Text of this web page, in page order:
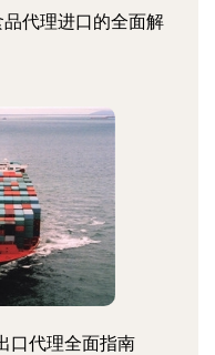
代理进口的全面解
口代理全面指南